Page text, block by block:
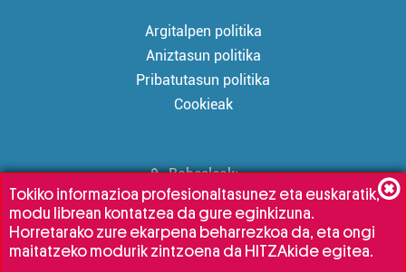
Argitalpen politika
Aniztasun politika
Pribatutasun politika
Cookieak
Babesleak:
Tokiko informazioa profesionaltasunez eta euskaratik,
modu librean kontatzea da gure eginkizuna.
Horretarako zure ekarpena beharrezkoa da, eta ongi
maitatzeko modurik zintzoena da HITZAkide egitea.